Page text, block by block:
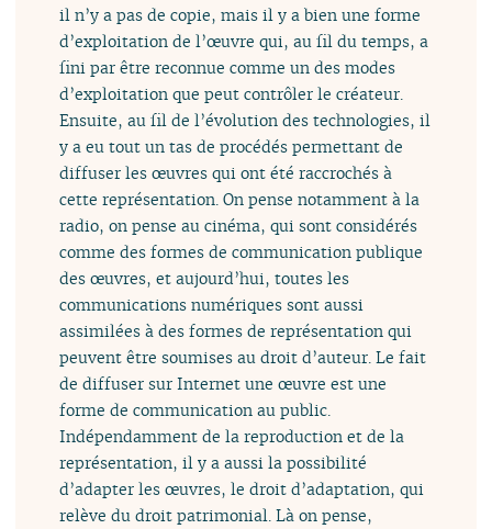
il n’y a pas de copie, mais il y a bien une forme
d’exploitation de l’œuvre qui, au fil du temps, a
fini par être reconnue comme un des modes
d’exploitation que peut contrôler le créateur.
Ensuite, au fil de l’évolution des technologies, il
y a eu tout un tas de procédés permettant de
diffuser les œuvres qui ont été raccrochés à
cette représentation. On pense notamment à la
radio, on pense au cinéma, qui sont considérés
comme des formes de communication publique
des œuvres, et aujourd’hui, toutes les
communications numériques sont aussi
assimilées à des formes de représentation qui
peuvent être soumises au droit d’auteur. Le fait
de diffuser sur Internet une œuvre est une
forme de communication au public.
Indépendamment de la reproduction et de la
représentation, il y a aussi la possibilité
d’adapter les œuvres, le droit d’adaptation, qui
relève du droit patrimonial. Là on pense,